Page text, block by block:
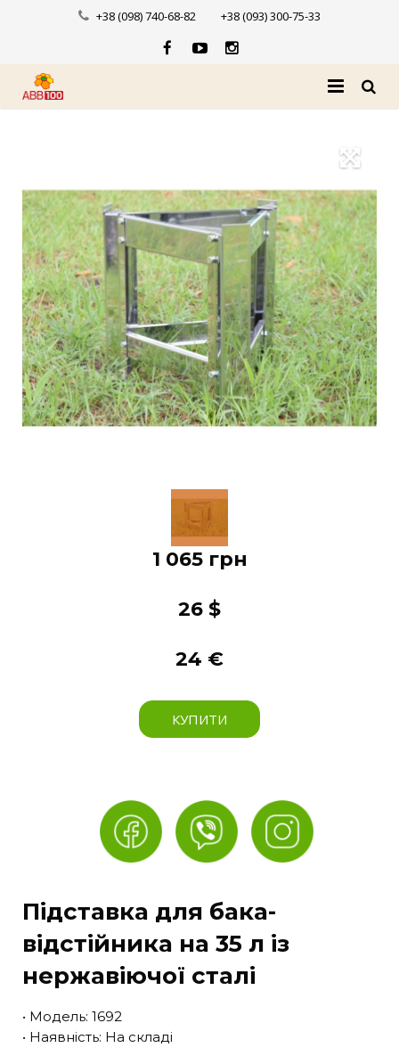
+38 (098) 740-68-82 +38 (093) 300-75-33
Каталог
Доставка і оплата
Новини
Контакти
1 065 грн
26 $
24 €
КУПИТИ
Підставка для бака-
відстійника на 35 л із
нержавіючої сталі
• Модель: 1692
• Наявність: На складі